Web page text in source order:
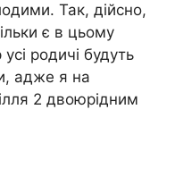
Так, дійсно,
є в цьому
родичі будуть
адже я на
2 двоюрідним